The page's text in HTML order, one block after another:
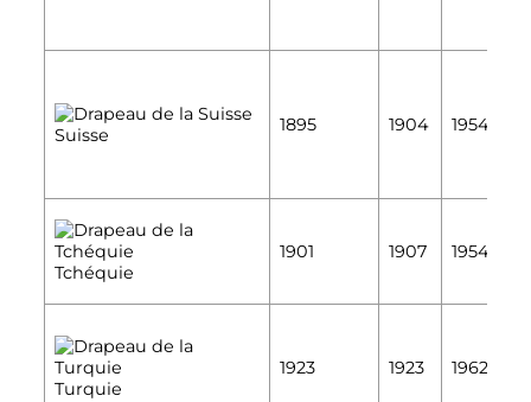
Suisse 1895 1904 1954
Tchéquie
1901 1907 1954
Turquie
1923 1923 1962